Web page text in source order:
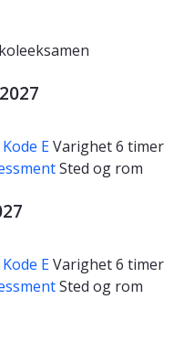
Kode EVarighet6 timer
Sted og rom
Kode EVarighet6 timer
Sted og rom